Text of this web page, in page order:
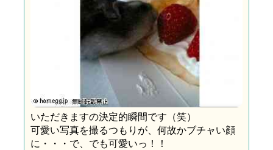
いただきますの決定的瞬間です（笑）
可愛い写真を撮るつもりが、何故かブチャい顔
に・・・で、でも可愛いっ！！